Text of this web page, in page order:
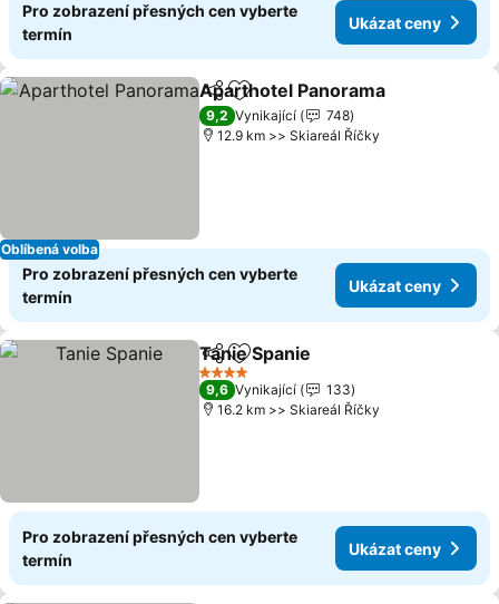
Pro zobrazení přesných cen vyberte
termín
Ukázat ceny
Oblíbená volba
SdíletPřidat na seznam oblíbených
Aparthotel Panorama
9,2 Vynikající
748
12.9 km >> Skiareál Říčky
Pro zobrazení přesných cen vyberte
termín
Ukázat ceny
SdíletPřidat na seznam oblíbených
Tanie Spanie
4 Počet hvězdiček
9,6 Vynikající
133
16.2 km >> Skiareál Říčky
Pro zobrazení přesných cen vyberte
termín
Ukázat ceny